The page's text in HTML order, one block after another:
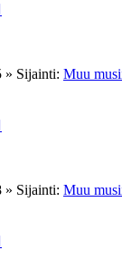
» Sijainti: Muu
» Sijainti: Muu